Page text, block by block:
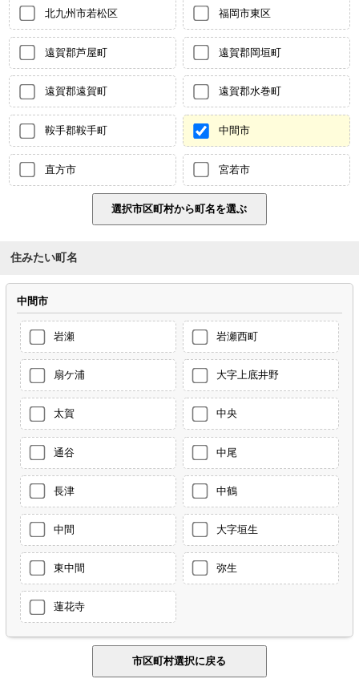
北九州市若松区 福岡市東区
遠賀郡芦屋町 遠賀郡岡垣町
遠賀郡遠賀町 遠賀郡水巻町
鞍手郡鞍手町 中間市
直方市 宮若市
住みたい町名
中間市
岩瀬 岩瀬西町
扇ケ浦 大字上底井野
太賀 中央
通谷 中尾
長津 中鶴
中間 大字垣生
東中間 弥生
蓮花寺